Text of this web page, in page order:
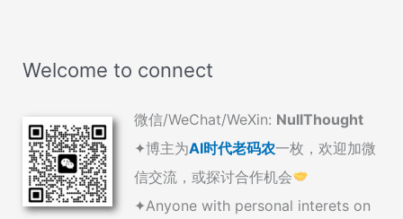
Welcome to connect
微信/WeChat/WeXin: NullThought
✦博主为AI时代老码农一枚，欢迎加微
信交流，或探讨合作机会
✦Anyone with personal interets on